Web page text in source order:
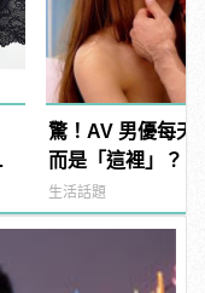
驚！AV 男優每天
而是「這裡」？ |
型男
生活話題